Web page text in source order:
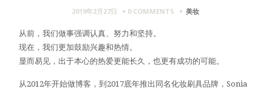
2019年2月27日 0 COMMENTS 美妆
从前，我们做事强调认真、努力和坚持。
现在，我们更加鼓励兴趣和热情。
显而易见，出于本心的热爱更能长久，也更有成功的可能。
从2012年开始做博客，到2017底年推出同名化妆刷具品牌，Sonia